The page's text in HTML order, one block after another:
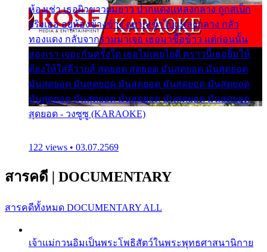
ห้องเช่า เธอผิวขาวผมยาว ปากแดงแหลงกลาง ถูกสเป็ก
จริงเธอ อยู่ห้องข้างข้าง อยากเข้าไปแหลงกลาง กลัว
ทองแดง กลับจากรามมาเจอ เธอมาซื้อข้าว แต่ก่อนนั้น
สองเรา เจอะกันครั้งใด เธอไม่เคยไยดี คราวนี้เธอยิ้มให้
ต้องให้ใส่ลีวายส์ สุดยอด สุดยอด มันสุดยอด มันสุดยอด
มันสุดยอด มันสุดยอด มันสุดยอด มันสุดยอด มันสุดยอด
มันสุดยอด มันสุดยอด มันสุดยอด มันสุดยอด มันสุดยอด
สุดยอด - วงซูซู (KARAOKE)
122 views • 03.07.2569
สารคดี | DOCUMENTARY
สารคดีทั้งหมด DOCUMENTARY ALL
เจ้าแม่กวนอิมเป็นพระโพธิสัตว์ในพระพุทธศาสนานิกาย